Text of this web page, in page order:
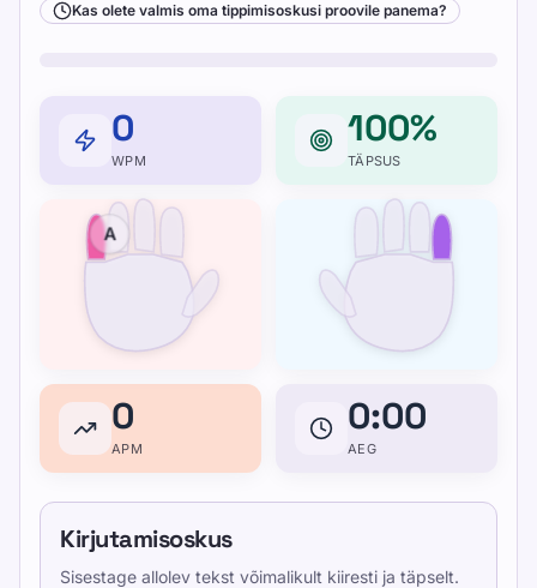
Kas olete valmis oma tippimisoskusi proovile panema?
0
WPM
100%
TÄPSUS
A
0
APM
0:00
AEG
Kirjutamisoskus
Sisestage allolev tekst võimalikult kiiresti ja täpselt.